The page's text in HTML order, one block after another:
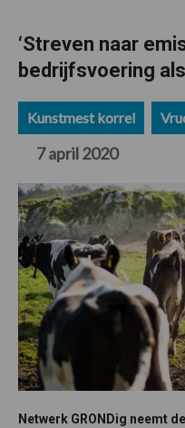
‘Streven naar
bedrijfsvoering
Kunstmest korrel
7 april 2020
Netwerk GRONDig neemt